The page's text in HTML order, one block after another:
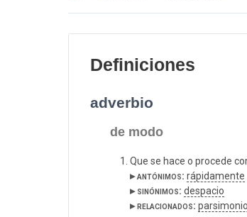
Definiciones
adverbio
de modo
Que se hace o procede
▸ antónimos: rápidamente
▸ sinónimos: despacio
▸ relacionados: